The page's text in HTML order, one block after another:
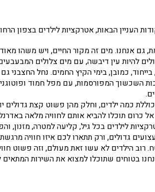
העניין הבאות, אטרקציות לילדים בצפון
גם אנחנו. מים זה מקור החיים, ויש משהו
להיות עין דיבשה, עם מים צלולים
כמובן, בימי הקיץ החמים. נחל החצבני
השכשוך המפורסמות, עם מפל חמוד
כמה ילדים, וחלק מהן פשוט קצת גדולים
אל כרום תוכלו להביא אותם לחוויה מלאה
לילדים בכל גיל, קליעה למטרה, מזנון,
גדולים, ורק תתארו לכם איזו חוויה
רוב הילדים לא עשו זאת מעולם, וזה פשוט
בטוחים שתוכלו למצוא את השירות